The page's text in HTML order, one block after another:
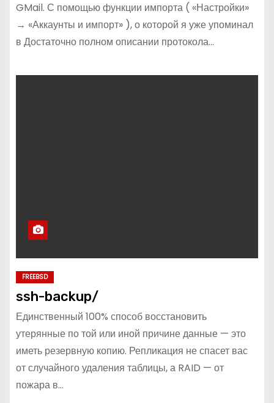
GMail. С помощью функции импорта ( «Настройки»
→ «Аккаунты и импорт» ), о которой я уже упоминал
в Достаточно полном описании протокола…
FREEBSD
ssh-backup/
Единственный 100% способ восстановить
утерянные по той или иной причине данные — это
иметь резервную копию. Репликация не спасет вас
от случайного удаления таблицы, а RAID — от
пожара в…